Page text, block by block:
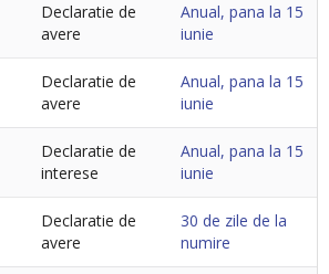
Declaratie de
avere
Anual, pana la 15
iunie
Declaratie de
avere
Anual, pana la 15
iunie
Declaratie de
interese
Anual, pana la 15
iunie
Declaratie de
avere
30 de zile de la
numire